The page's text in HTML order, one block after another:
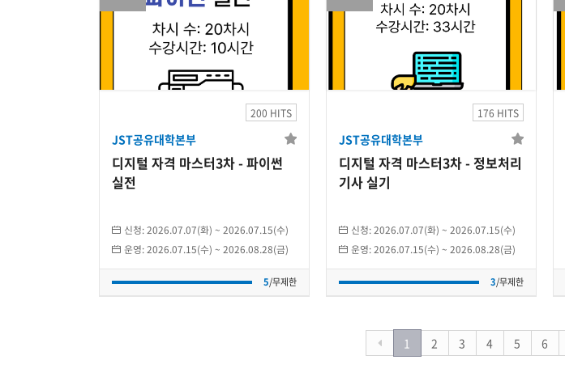
200 HITS
JST공유대학본부
디지털 자격 마스터3차 - 파이썬
실전
신청:2026.07.07(화) ~ 2026.07.15(수)
운영:2026.07.15(수) ~ 2026.08.28(금)
5/무제한
JST공유대학본부
디지털 자격 마스터3차
- 파이썬 실전
2026.07.15(수)
176 HITS
JST공유대학본부
디지털 자격 마스터3차 - 정보처리
기사 실기
신청:2026.07.07(화) ~ 2026.07.15(수)
운영:2026.07.15(수) ~ 2026.08.28(금)
3/무제한
JST공유대학본부
디지털 자격 마스터3차
- 정보처리기사 실기
2026.07.15(수)
1 2 3 4 5 6